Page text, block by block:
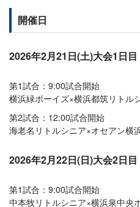
開催日
2026年2月21日(土)大会1日目
第1試合：9:00試合開始
横浜緑ボーイズ×横浜都筑リトル
第2試合：12:00試合開始
海老名リトルシニア×オセアン横
2026年2月22日(日)大会2日目
第1試合：9:00試合開始
中本牧リトルシニア×横浜泉中央